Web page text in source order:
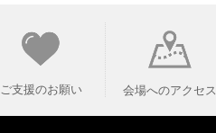
ご支援のお願い 会場へのアクセス